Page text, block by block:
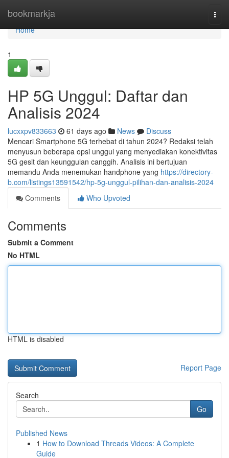
bookmarkja
Home
Home
1
HP 5G Unggul: Daftar dan
Analisis 2024
lucxxpv833663 61 days ago News
Discuss
Mencari Smartphone 5G terhebat di tahun 2024? Redaksi telah
menyusun beberapa opsi unggul yang menyediakan konektivitas
5G gesit dan keunggulan canggih. Analisis ini bertujuan
memandu Anda menemukan handphone yang https://directory-
b.com/listings13591542/hp-5g-unggul-pilihan-dan-analisis-2024
Comments
Who Upvoted
Comments
Submit a Comment
No HTML
HTML is disabled
Report Page
Search
Go
Published News
1 How to Download Threads Videos: A Complete
Guide